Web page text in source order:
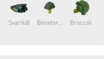
Svartkål Beneforte® Broccoli